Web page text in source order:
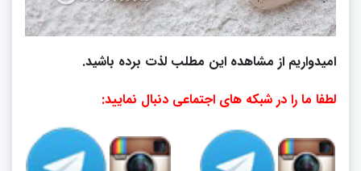
امیدواریم از مشاهده این مطلب لذت برده باشید.
لطفا ما را در شبکه های اجتماعی دنبال نمایید: